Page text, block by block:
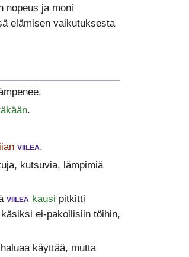
nopeus ja moni
elämisen vaikutuksesta
.
liian viileä.
kutsuvia, lämpimiä
viileä kausi pitkitti
ei-pakollisiin töihin,
käyttää, mutta